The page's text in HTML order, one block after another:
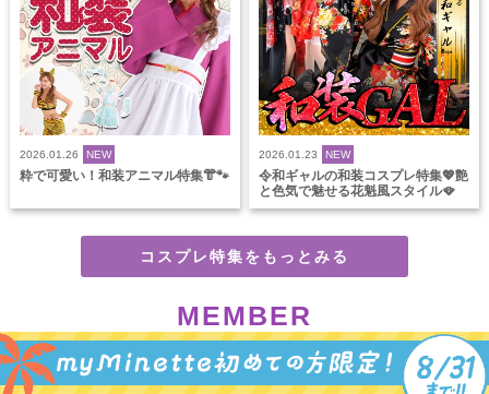
2026.01.26 NEW
粋で可愛い！和装アニマル特集👘🐾
2026.01.23 NEW
令和ギャルの和装コスプレ特集💖艶
と色気で魅せる花魁風スタイル🪭
コスプレ特集をもっとみる
MEMBER